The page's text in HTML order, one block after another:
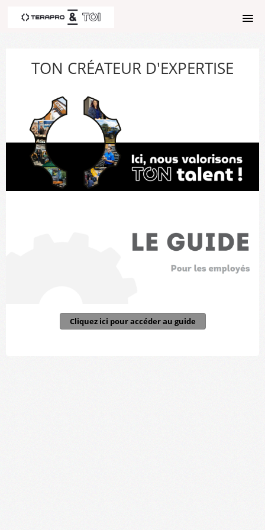
CONNEXIONTON CRÉATEUR D'EXPERTISE
Cliquez ici pour accéder au guide